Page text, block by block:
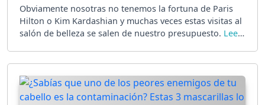
Obviamente nosotras no tenemos la fortuna de Paris
Hilton o Kim Kardashian y muchas veces estas visitas al
salón de belleza se salen de nuestro presupuesto.